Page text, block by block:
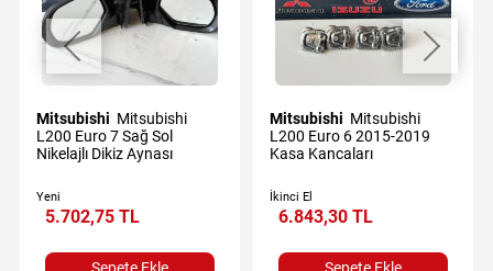
Mitsubishi
L200 Euro 7 Sağ Sol
Nikelajlı Dikiz Aynası
Yeni
5.702,75 TL
Mitsubishi
L200 Euro 6 2015-2019
Kasa Kancaları
İkinci El
6.843,30 TL